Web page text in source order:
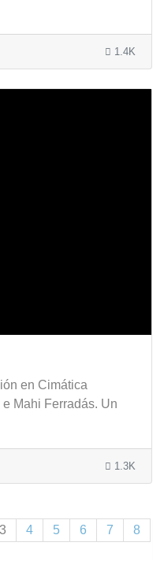
1.4K
en Cimática
Mahi Ferradás. Un
1.3K
3 4 5 6 7
8